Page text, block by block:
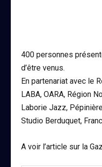
400 personnes
d’être venus.
En partenariat avec le
LABA, OARA, Région
Laborie Jazz,
Studio Berduquet,
A voir l’article sur la